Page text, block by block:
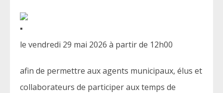
le vendredi 29 mai 2026 à partir de 12h00
afin de permettre aux agents municipaux, élus et
collaborateurs de participer aux temps de